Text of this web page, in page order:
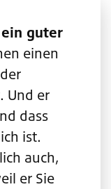
guter
einen
Und er
dass
ist.
auch,
er Sie